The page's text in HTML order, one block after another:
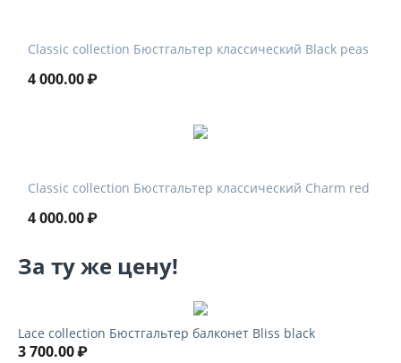
Classic collection Бюстгальтер классический Black peas
4 000.00₽
Classic collection Бюстгальтер классический Charm red
4 000.00₽
За ту же цену!
Lace collection Бюстгальтер балконет Bliss black
3 700.00₽